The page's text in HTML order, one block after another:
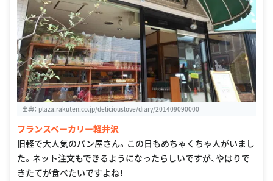
出典： plaza.rakuten.co.jp/deliciouslove/diary/201409090000
フランスベーカリー軽井沢
旧軽で大人気のパン屋さん。この日もめちゃくちゃ人がいまし
た。ネット注文もできるようになったらしいですが、やはりで
きたてが食べたいですよね！